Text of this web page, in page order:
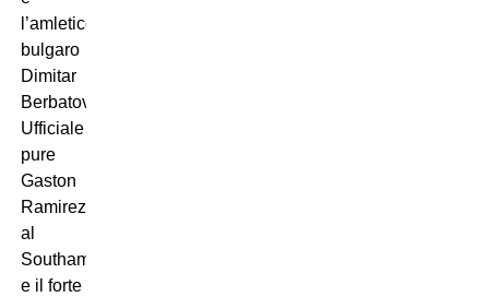
l’amletico
bulgaro
Dimitar
Berbatov.
Ufficiale
pure
Gaston
Ramirez
al
Southampton
e il forte